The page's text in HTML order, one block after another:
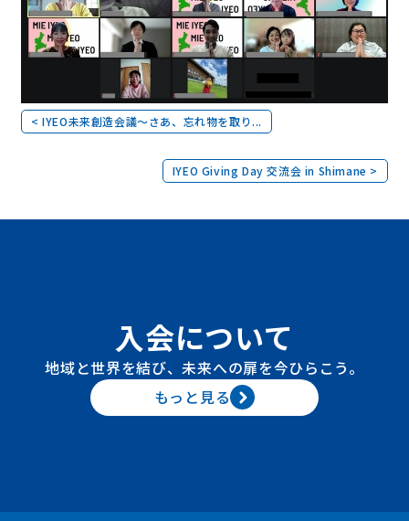
< IYEO未来創造会議～さあ、忘れ物を取り...
IYEO Giving Day 交流会 in Shimane >
入会について
地域と世界を結び、未来への扉を今ひらこう。
もっと見る